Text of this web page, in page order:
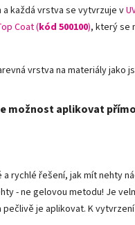
každá vrstva se vytvrzuje v
Coat (kód 500100), který se
vrstva na materiály jako
možnost aplikovat
rychlé řešení, jak mít nehty
- ne gelovou metodu! Je
je aplikovat. K vytvrzení